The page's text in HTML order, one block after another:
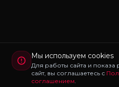
Мы используем cookies
Для работы сайта и показа
сайт, вы соглашаетесь с
соглашением.